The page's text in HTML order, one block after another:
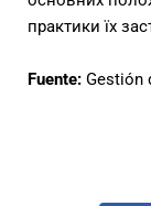
практики їх
Fuente: Gestión